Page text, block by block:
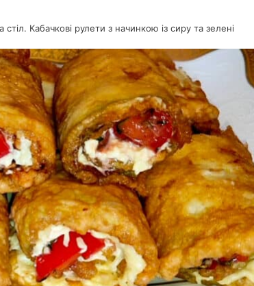
Кабачкові рулети з начинкою із сиру та зелені